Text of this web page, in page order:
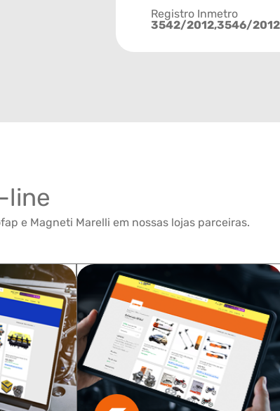
Registro Inmetro
3542/2012,3546/
line
e Magneti Marelli em nossas lojas parceiras.